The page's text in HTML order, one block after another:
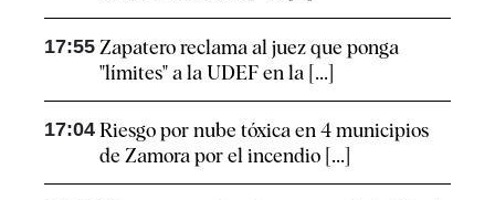
17:55 Zapatero reclama al juez que ponga
"límites" a la UDEF en la [...]
17:04 Riesgo por nube tóxica en 4 municipios
de Zamora por el incendio [...]